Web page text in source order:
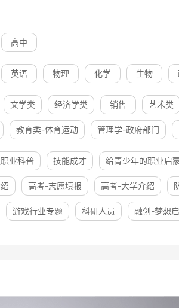
高中
英语 物理 化学 生物
文学类 经济学类 销售 艺术类
教育类-体育运动 管理学-政府部门
业科普 技能成才 给青少年的职业启
高考-志愿填报 高考-大学介绍
游戏行业专题 科研人员 融创-梦想